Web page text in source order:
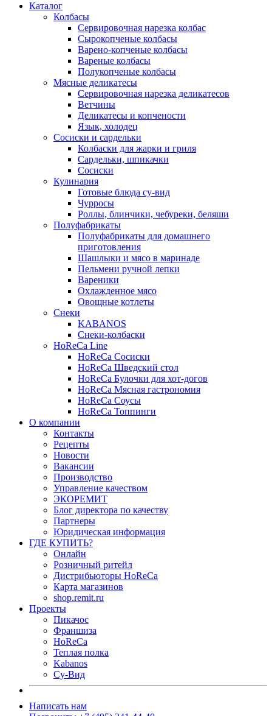
Каталог
Колбасы
Сервировочная нарезка колбас
Сырокопченые колбасы
Варено-копченые колбасы
Вареные колбасы
Полукопченые колбасы
Мясные деликатесы
Сервировочная нарезка деликатесов
Ветчины
Деликатесы и копчености
Язык, холодец
Сосиски и сардельки
Колбаски для жарки и гриля
Сардельки, шпикачки
Сосиски
Кулинария
Готовые блюда су-вид
Чурросы
Роллы, блинчики, чебуреки, беляши
Полуфабрикаты
Полуфабрикаты для домашнего
приготовления
Шашлыки и мясо в маринаде
Пельмени ручной лепки
Вареники
Охлажденное мясо
Овощные котлеты
Снеки
KABANOS
Снеки-колбаски
HoReCa Line
HoReCa Сосиски
HoReCa Шведский стол
HoReCa Булочки для хот-догов
HoReCa Мясная гастрономия
HoReCa Соусы
HoReCa Топпинги
О компании
Контакты
Рецепты
Новости
Вакансии
Производство
Управление качеством
ЭКОРЕМИТ
Блог директора по качеству
Партнеры
Юридическая информация
ГДЕ КУПИТЬ?
Онлайн
Розничный ритейл
Дистрибьюторы HoReCa
Карта магазинов
shop.remit.ru
Проекты
Пикачос
Франшиза
HoReCa
Теплая полка
Kabanos
Су-Вид
Написать нам